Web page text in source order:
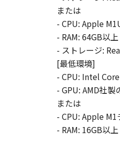
または
- CPU: Apple
- RAM: 64GB以上
- ストレージ:
[最低環境]
- CPU: Intel
- GPU: AMD社製
または
- CPU: Apple M1
- RAM: 16GB以上